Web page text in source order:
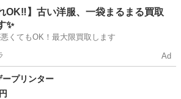
駅 季節、空調家電
OK‼️】古い洋服、一袋まるまる買取
✨
くてもOK！最大限買取します
Ad
ープリンター